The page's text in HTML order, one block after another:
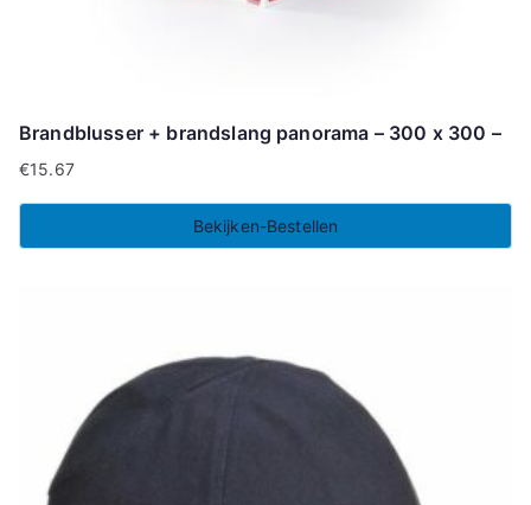
Brandblusser + brandslang panorama – 300 x 300 –
€15.67
Bekijken-Bestellen